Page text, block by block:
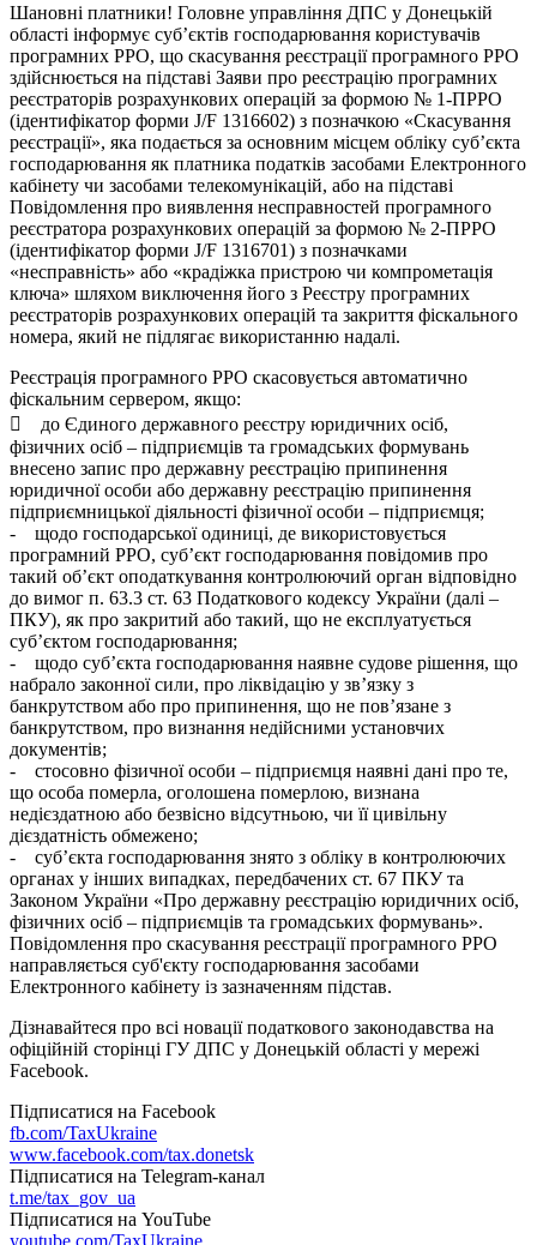
Шановні платники! Головне управління ДПС у Донецькій
області інформує суб’єктів господарювання користувачів
програмних РРО, що скасування реєстрації програмного РРО
здійснюється на підставі Заяви про реєстрацію програмних
реєстраторів розрахункових операцій за формою № 1-ПРРО
(ідентифікатор форми J/F 1316602) з позначкою «Скасування
реєстрації», яка подається за основним місцем обліку суб’єкта
господарювання як платника податків засобами Електронного
кабінету чи засобами телекомунікацій, або на підставі
Повідомлення про виявлення несправностей програмного
реєстратора розрахункових операцій за формою № 2-ПРРО
(ідентифікатор форми J/F 1316701) з позначками
«несправність» або «крадіжка пристрою чи компрометація
ключа» шляхом виключення його з Реєстру програмних
реєстраторів розрахункових операцій та закриття фіскального
номера, який не підлягає використанню надалі.
Реєстрація програмного РРО скасовується автоматично
фіскальним сервером, якщо:
 до Єдиного державного реєстру юридичних осіб,
фізичних осіб – підприємців та громадських формувань
внесено запис про державну реєстрацію припинення
юридичної особи або державну реєстрацію припинення
підприємницької діяльності фізичної особи – підприємця;
- щодо господарської одиниці, де використовується
програмний РРО, суб’єкт господарювання повідомив про
такий об’єкт оподаткування контролюючий орган відповідно
до вимог п. 63.3 ст. 63 Податкового кодексу України (далі –
ПКУ), як про закритий або такий, що не експлуатується
суб’єктом господарювання;
- щодо суб’єкта господарювання наявне судове рішення, що
набрало законної сили, про ліквідацію у зв’язку з
банкрутством або про припинення, що не пов’язане з
банкрутством, про визнання недійсними установчих
документів;
- стосовно фізичної особи – підприємця наявні дані про те,
що особа померла, оголошена померлою, визнана
недієздатною або безвісно відсутньою, чи її цивільну
дієздатність обмежено;
- суб’єкта господарювання знято з обліку в контролюючих
органах у інших випадках, передбачених ст. 67 ПКУ та
Законом України «Про державну реєстрацію юридичних осіб,
фізичних осіб – підприємців та громадських формувань».
Повідомлення про скасування реєстрації програмного РРО
направляється суб'єкту господарювання засобами
Електронного кабінету із зазначенням підстав.
Дізнавайтеся про всі новації податкового законодавства на
офіційній сторінці ГУ ДПС у Донецькій області у мережі
Facebook.
Підписатися на Facebook
fb.com/TaxUkraine
www.facebook.com/tax.donetsk
Підписатися на Telegram-канал
t.me/tax_gov_ua
Підписатися на YouTube
youtube.com/TaxUkraine